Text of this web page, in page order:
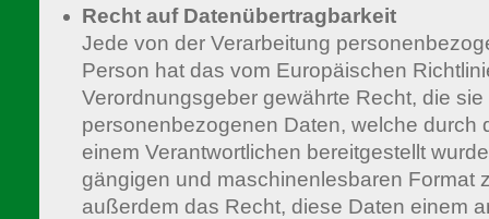
Recht auf Datenübertragbarkeit
Jede von der Verarbeitung
Person hat das vom Europäischen
Verordnungsgeber gewährte Recht, die
personenbezogenen Daten, welche durch
einem Verantwortlichen bereitgestellt
gängigen und maschinenlesbaren Format
außerdem das Recht, diese Daten einem